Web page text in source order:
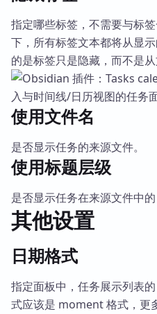
指定哪些标签，不需要与标
下，所有标签文本都将从显
的是标签只是隐藏，而不是从
使用文件名
是否显示任务的来源文件。
使用标题层级
是否显示任务在来源文件中
其他设置
日期格式
指定面板中，任务展示列表
式应该是 moment 格式，更